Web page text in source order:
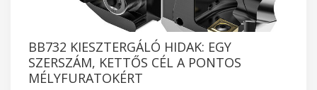
BB732 KIESZTERGÁLÓ HIDAK: EGY
SZERSZÁM, KETTŐS CÉL A PONTOS
MÉLYFURATOKÉRT